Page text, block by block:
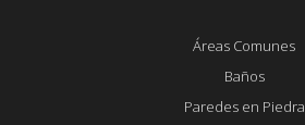
Áreas Comunes
Baños
Paredes en Piedra